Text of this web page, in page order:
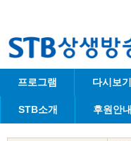
프로그램 다시보기
STB소개 후원안내